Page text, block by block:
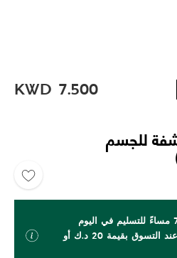
KWD 7.500
للجسم
اطلب بحلول الساعة 7 مساءً للتسليم في اليوم
التالي. توصيل مجاني عند التسوق بقيمة 20 د.ك أو